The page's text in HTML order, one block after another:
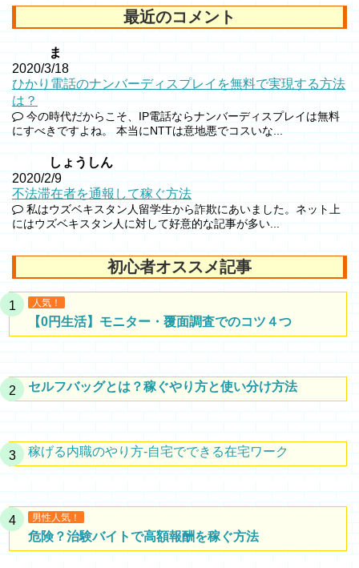
最近のコメント
ま
2020/3/18
ひかり電話のナンバーディスプレイを無料で実現する方法
は？
今の時代だからこそ、IP電話ならナンバーディスプレイは無料
にすべきですよね。 本当にNTTは意地悪でコスいな...
しょうしん
2020/2/9
不法滞在者を通報して稼ぐ方法
私はウズベキスタン人留学生から詐欺にあいました。ネット上
にはウズベキスタン人に対して好意的な記事が多い...
初心者オススメ記事
人気！
【0円生活】モニター・覆面調査でのコツ４つ
セルフバッグとは？稼ぐやり方と使い分け方法
稼げる内職のやり方-自宅でできる在宅ワーク
男性人気！
危険？治験バイトで高額報酬を稼ぐ方法